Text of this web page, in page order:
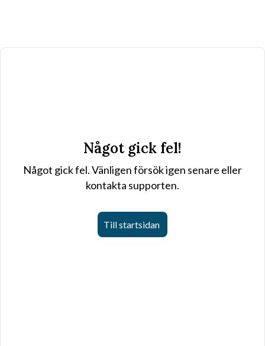
Något gick fel!
Något gick fel. Vänligen försök igen senare eller
kontakta supporten.
Till startsidan